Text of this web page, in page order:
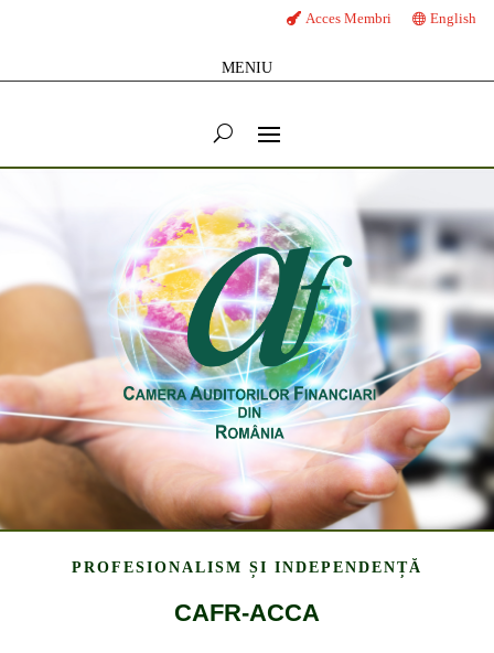
Acces Membri English
MENIU
PROFESIONALISM ȘI INDEPENDENȚĂ
CAFR-ACCA